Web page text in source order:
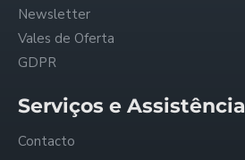
Newsletter
Vales de Oferta
GDPR
Serviços e Assistência
Contacto